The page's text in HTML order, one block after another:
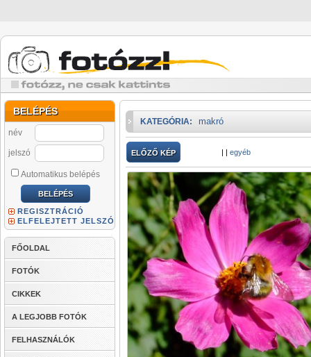
BELÉPÉS
név
jelszó
Automatikus belépés
REGISZTRÁCIÓ
ELFELEJTETT JELSZÓ
FŐOLDAL
FOTÓK
CIKKEK
A LEGJOBB FOTÓK
FELHASZNÁLÓK
KATEGÓRIA: makró
ELŐZŐ KÉP | | egyéb